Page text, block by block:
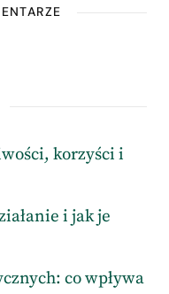
korzyści i
i jak je
co wpływa